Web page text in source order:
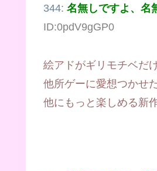
344: 名無しですよ、名
ID:0pdV9gGP0
絵アドがギリモチベだ
他所ゲーに愛想つかせ
他にもっと楽しめる新